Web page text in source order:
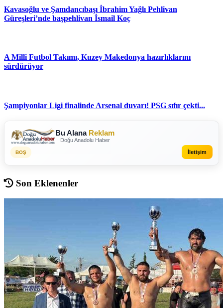
Kavasoğlu ve Şamdancıbaşı İbrahim Yağlı Pehlivan
Güreşleri’nde başpehlivan İsmail Koç
A Milli Futbol Takımı, Kuzey Makedonya hazırlıklarını
sürdürüyor
Şampiyonlar Ligi finalinde Arsenal duvarı! PSG sıfır çekti...
Bu Alana Reklam
Doğu Anadolu Haber
BOŞ İletişim
Son Eklenenler